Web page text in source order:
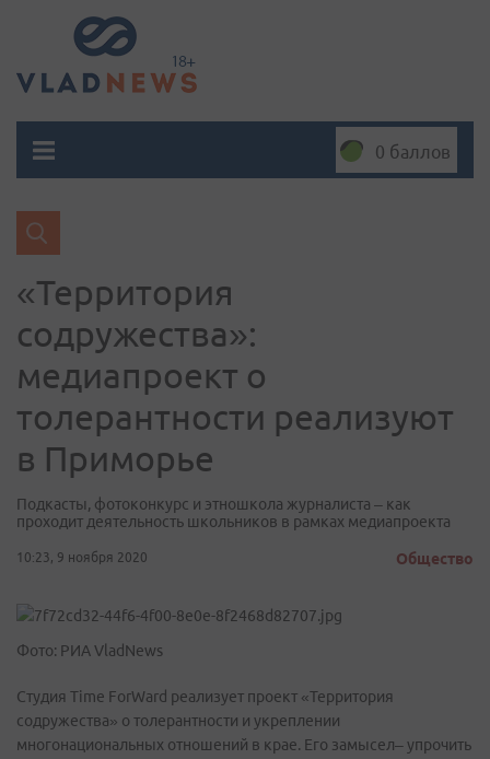
0 баллов
«Территория
содружества»:
медиапроект о
толерантности реализуют
в Приморье
Подкасты, фотоконкурс и этношкола журналиста – как
проходит деятельность школьников в рамках медиапроекта
10:23, 9 ноября 2020 Общество
Фото: РИА VladNews
Студия Time ForWard реализует проект «Территория
содружества» о толерантности и укреплении
многонациональных отношений в крае. Его замысел– упрочить